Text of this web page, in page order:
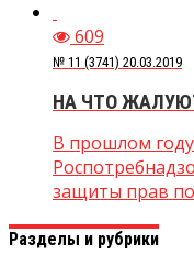
609
№ 11 (3741) 20.03.2019
НА ЧТО
В прошлом
защиты прав
Разделы и рубрики